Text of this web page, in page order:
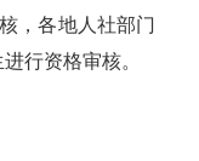
，各地人社部门
行资格审核。